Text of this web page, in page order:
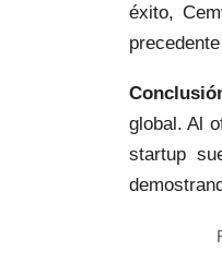
éxito,
global. Al
startup